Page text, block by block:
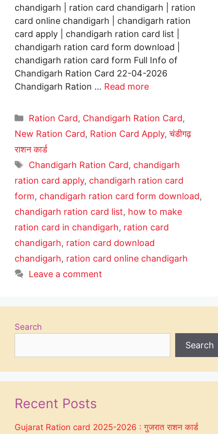
chandigarh | ration card chandigarh | ration
card online chandigarh | chandigarh ration
card apply | chandigarh ration card list |
chandigarh ration card form download |
chandigarh ration card form Full Info of
Chandigarh Ration Card 22-04-2026
Chandigarh Ration … Read more
Categories
Ration Card, Chandigarh Ration Card,
New Ration Card, Ration Card Apply,चंडीगढ़
राशन कार्ड
Tags
Chandigarh Ration Card, chandigarh
ration card apply, chandigarh ration card
form, chandigarh ration card form download,
chandigarh ration card list, how to make
ration card in chandigarh, ration card
chandigarh, ration card download
chandigarh, ration card online chandigarh
Leave a comment
Search
Search
Recent Posts
Gujarat Ration card 2025-2026 : गुजरात राशन कार्ड